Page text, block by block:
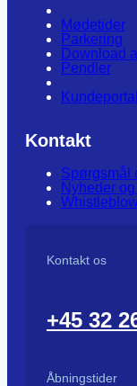
Mødetider
Parkering
Download
Pendler
Kundeportal
Kontakt
Spørgsmål
Nyheder
Kontakt os
+45 32
Åbningstider